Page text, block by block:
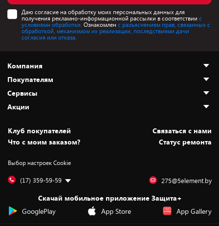
Даю согласие на обработку моих персональных данных для
получения рекламно-информационной рассылки в соответствии с
условиями обработки. Ознакомлен с разъяснением прав, связанных с
обработкой, механизмом их реализации, последствиями дачи
согласия или отказа.
Компания
О нас
Адреса магазинов
Новости
Статьи и обзоры
Вакансии
Дай пять добру!
Покупателям
Как сделать заказ
Оплата и доставка
Безналичный расчёт
Обмен и возврат товара
Обработка персональных данных
Подарочные карты
Сервисы
Установка техники
Для игровых консолей
Для мобильных устройств
Для компьютеров
Сервисные центры
Акции
Скидки и промокоды
Белорусские товары
Бонусы
Оплата частями
Новинки
Клуб покупателей
Cвязаться с нами
Что с моим заказом?
Статус ремонта
Выбор настроек Cookie
(17) 359-59-59 275@5element.by
Скачай мобильное приложение Защита+
GooglePlay
App Store App Gallery